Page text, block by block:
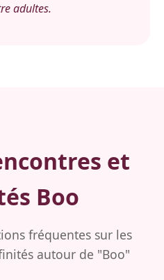
adultes.
et
Boo
fréquentes sur les
autour de "Boo"